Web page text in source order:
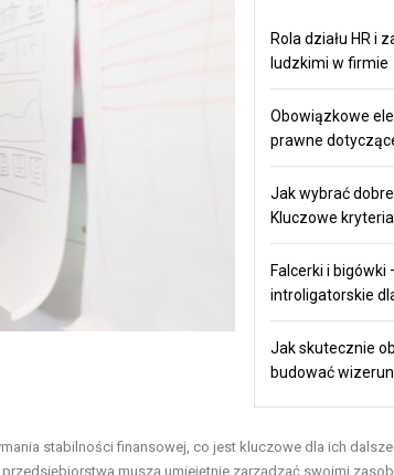
Rola działu HR i
ludzkimi w firmie
Obowiązkowe
prawne
Jak wybrać
Kluczowe
Falcerki i
introligatorskie
Jak skutecznie
budować
stabilności finansowej, co jest kluczowe dla ich
muszą umiejętnie zarządzać swoimi